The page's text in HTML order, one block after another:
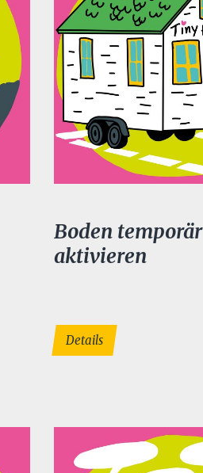
Boden temporär
aktivieren
Details